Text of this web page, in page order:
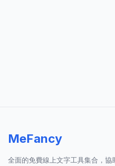
MeFancy
全面的免費線上文字工具集合，